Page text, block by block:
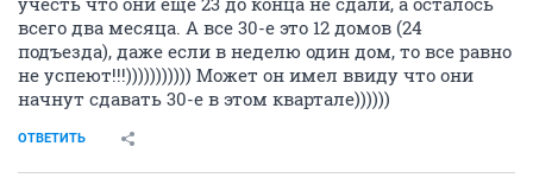
всего два месяца. А все 30-е это 12 домов (24
подъезда), даже если в неделю один дом, то все равно
не успеют!!!))))))))))) Может он имел ввиду что они
начнут сдавать 30-е в этом квартале))))))
ОТВЕТИТЬ